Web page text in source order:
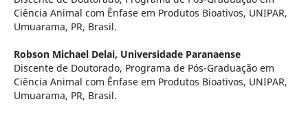
Ciência Animal com Ênfase em Produtos Bioativos, UNIPAR,
Umuarama, PR, Brasil.
Robson Michael Delai, Universidade Paranaense
Discente de Doutorado, Programa de Pós-Graduação em
Ciência Animal com Ênfase em Produtos Bioativos, UNIPAR,
Umuarama, PR, Brasil.